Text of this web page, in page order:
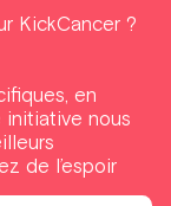
KickCancer ?
en
initiative nous
de l’espoir